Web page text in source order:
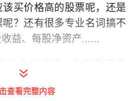
买价格高的股票呢，还是
？还有很多专业名词搞不
益、每股净资产......
查看完整内容